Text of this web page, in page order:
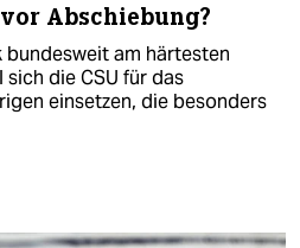
Abschiebung?
am härtesten
die CSU für das
einsetzen, die besonders